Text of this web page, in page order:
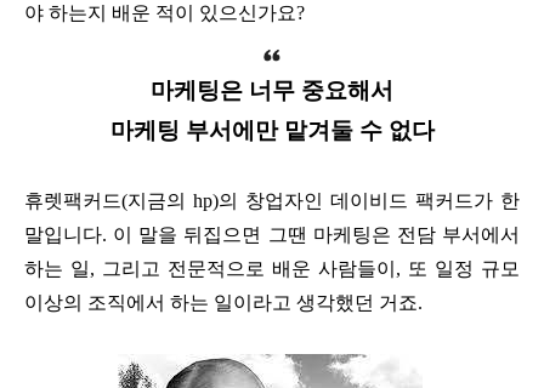
야 하는지 배운 적이 있으신가요?
마케팅은 너무 중요해서
마케팅 부서에만 맡겨둘 수 없다
휴렛팩커드(지금의 hp)의 창업자인 데이비드 팩커드가 한
말입니다. 이 말을 뒤집으면 그땐 마케팅은 전담 부서에서
하는 일, 그리고 전문적으로 배운 사람들이, 또 일정 규모
이상의 조직에서 하는 일이라고 생각했던 거죠.